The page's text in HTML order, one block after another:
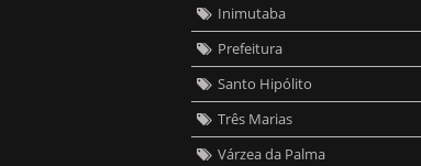
Inimutaba
Prefeitura
Santo Hipólito
Três Marias
Várzea da Palma